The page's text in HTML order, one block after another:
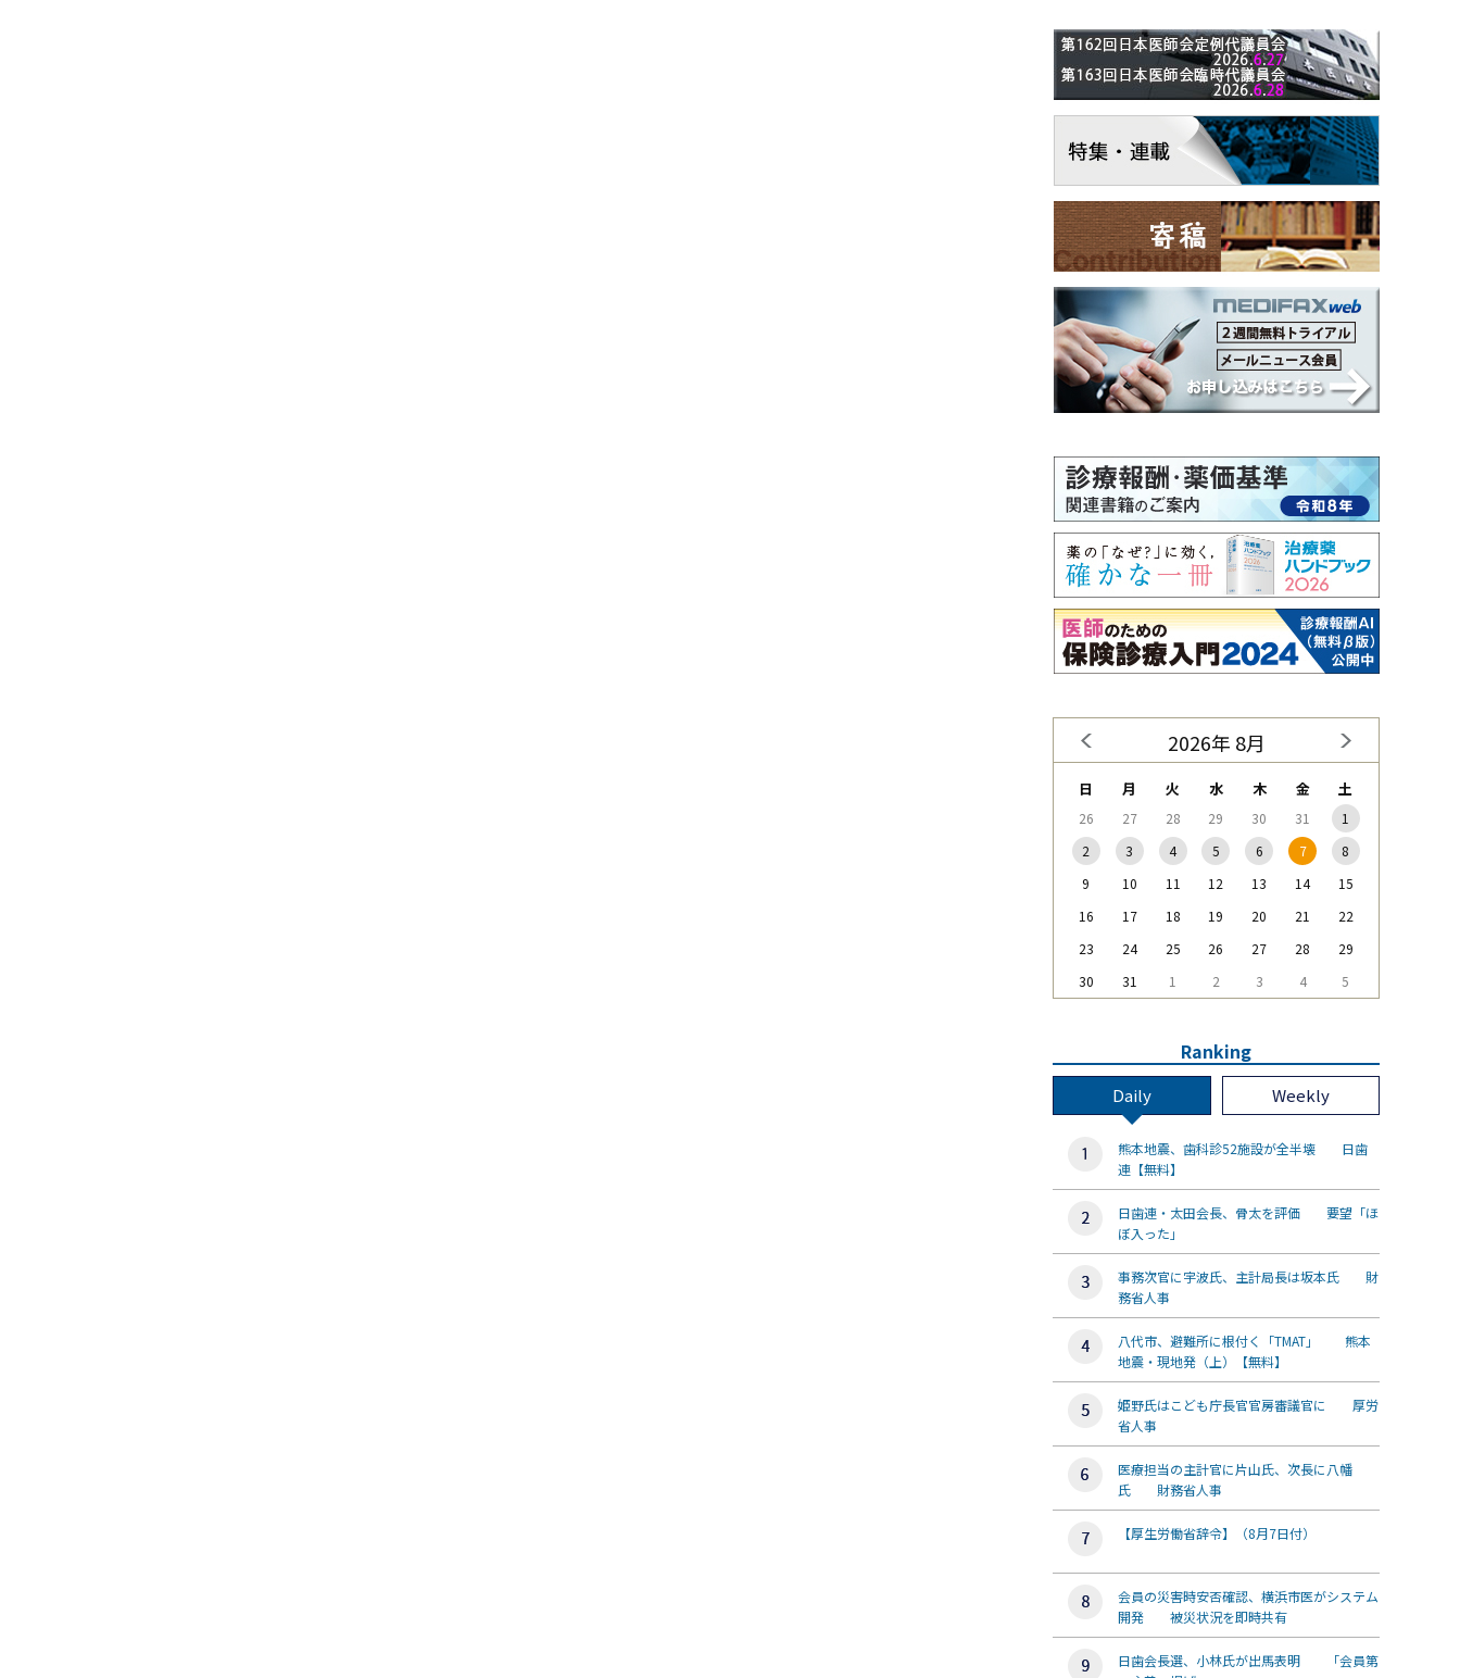
2026年 8月
日 月 火 水 木 金 土
26 27 28 29 30 31
1
2
3 4 5 6 7
8
9
10 11 12 13 14
15
16
17 18 19 20 21
22
23
24 25 26 27 28
29
30
31 1 2 3 4 5
Ranking
Daily Weekly
熊本地震、歯科診52施設が全半壊 日歯
連【無料】
日歯連・太田会長、骨太を評価 要望「ほ
ぼ入った」
事務次官に宇波氏、主計局長は坂本氏 財
務省人事
八代市、避難所に根付く「TMAT」 熊本
地震・現地発（上）【無料】
姫野氏はこども庁長官官房審議官に 厚労
省人事
医療担当の主計官に片山氏、次長に八幡
氏 財務省人事
【厚生労働省辞令】（8月7日付）
会員の災害時安否確認、横浜市医がシステム
開発 被災状況を即時共有
日歯会長選、小林氏が出馬表明 「会員第